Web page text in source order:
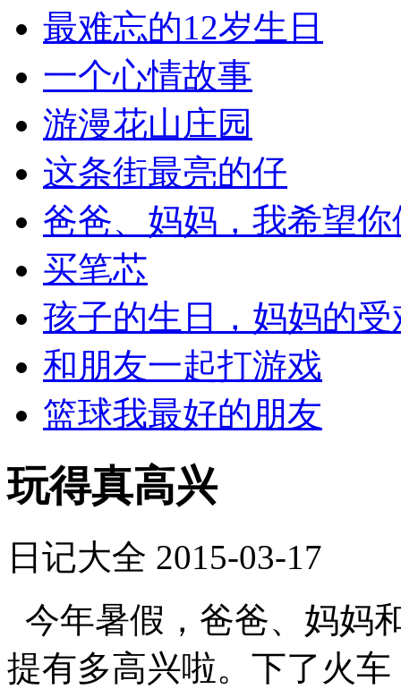
最难忘的12岁生日
一个心情故事
游漫花山庄园
这条街最亮的仔
爸爸、妈妈，我希望
买笔芯
孩子的生日，妈妈的受
和朋友一起打游戏
篮球我最好的朋友
玩得真高兴
日记大全 2015-03-17
今年暑假，爸爸、妈妈
提有多高兴啦。下了火